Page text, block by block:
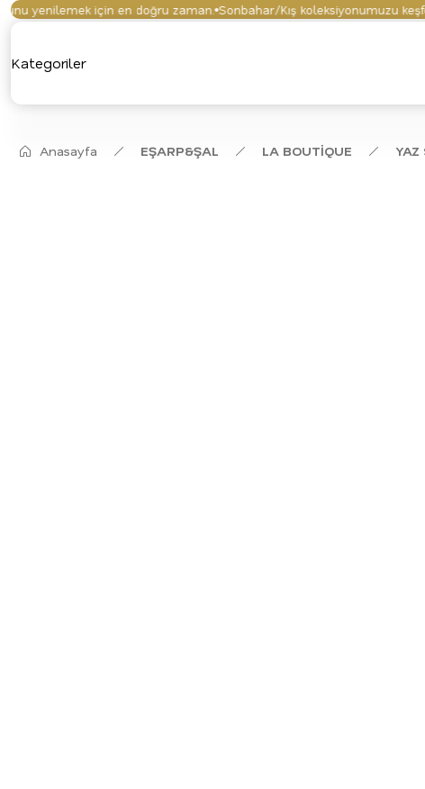
yenilemek için en doğru zaman. Sonbahar/Kış koleksiyonumuzu
Kategoriler
Anasayfa EŞARP&ŞAL LA BOUTİQUE YAZ